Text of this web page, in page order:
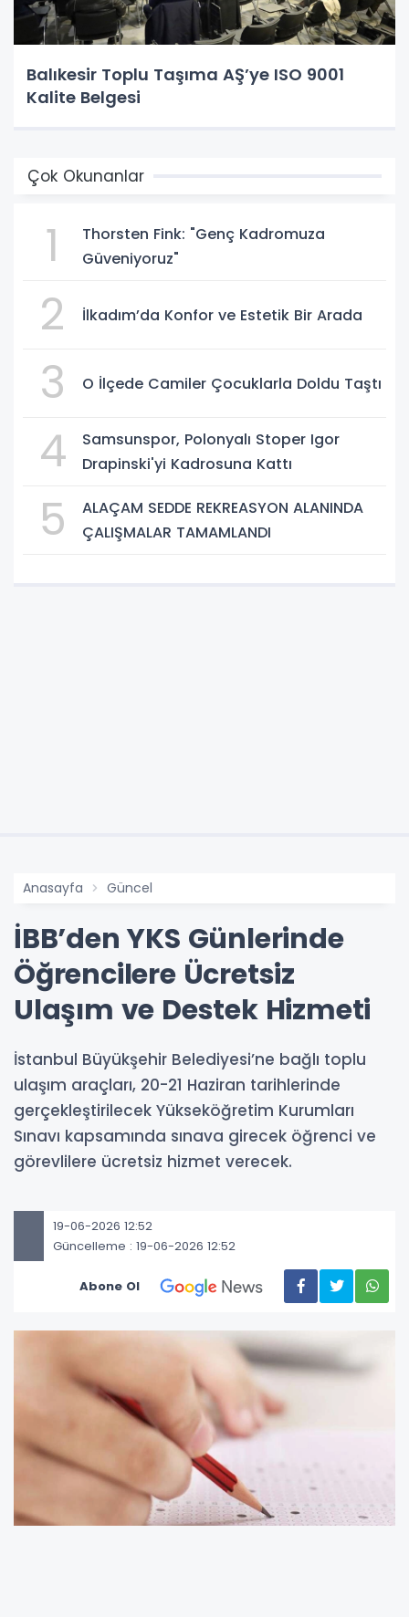
Balıkesir Toplu Taşıma AŞ’ye ISO 9001
Kalite Belgesi
Çok Okunanlar
1
Thorsten Fink: "Genç Kadromuza
Güveniyoruz"
2 İlkadım’da Konfor ve Estetik Bir Arada
3 O İlçede Camiler Çocuklarla Doldu Taştı
4
Samsunspor, Polonyalı Stoper Igor
Drapinski'yi Kadrosuna Kattı
5
ALAÇAM SEDDE REKREASYON ALANINDA
ÇALIŞMALAR TAMAMLANDI
Anasayfa Güncel
İBB’den YKS Günlerinde
Öğrencilere Ücretsiz
Ulaşım ve Destek Hizmeti
İstanbul Büyükşehir Belediyesi’ne bağlı toplu
ulaşım araçları, 20-21 Haziran tarihlerinde
gerçekleştirilecek Yükseköğretim Kurumları
Sınavı kapsamında sınava girecek öğrenci ve
görevlilere ücretsiz hizmet verecek.
19-06-2026 12:52
Güncelleme : 19-06-2026 12:52
Abone Ol